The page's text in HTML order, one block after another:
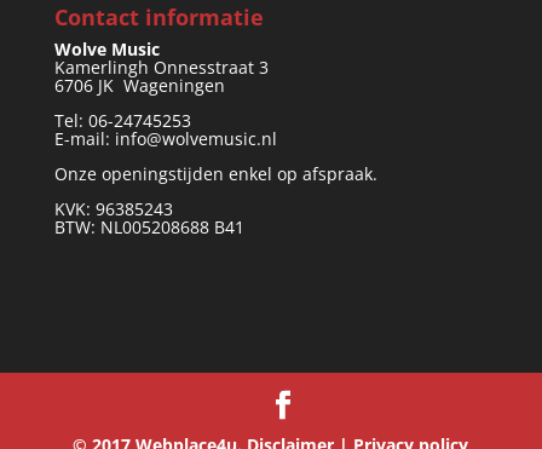
Contact informatie
Wolve Music
Kamerlingh Onnesstraat 3
6706 JK Wageningen
Tel: 06-24745253
E-mail: info@wolvemusic.nl
Onze openingstijden enkel op afspraak.
KVK: 96385243
BTW: NL005208688 B41